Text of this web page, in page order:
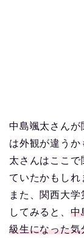
中島颯太さんが
は外観が違うか
太さんはここで
ていたかもしれ
また、関西大
してみると、 中
級生になった気